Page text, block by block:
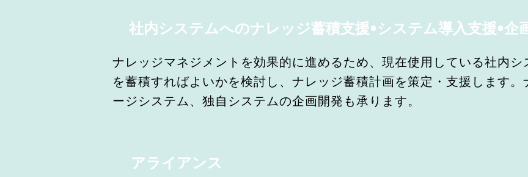
社内システムへのナレッジ蓄積支援•システム導入支援•企
ナレッジマネジメントを効果的に進めるため、現在使用している社内
を蓄積すればよいかを検討し、ナレッジ蓄積計画を策定・支援します
ージシステム、独自システムの企画開発も承ります。
アライアンス